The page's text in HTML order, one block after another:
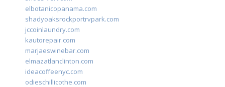
elbotanicopanama.com
shadyoaksrockportrvpark.com
jccoinlaundry.com
kautorepair.com
marjaeswinebar.com
elmazatlanclinton.com
ideacoffeenyc.com
odieschillicothe.com